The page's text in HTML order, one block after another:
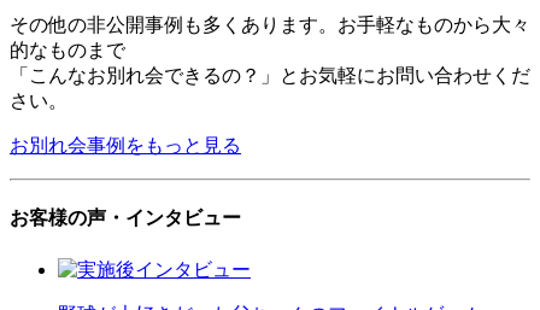
その他の非公開事例も多くあります。お手軽なものから大々
的なものまで
「こんなお別れ会できるの？」とお気軽にお問い合わせくだ
さい。
お別れ会事例をもっと見る
お客様の声・インタビュー